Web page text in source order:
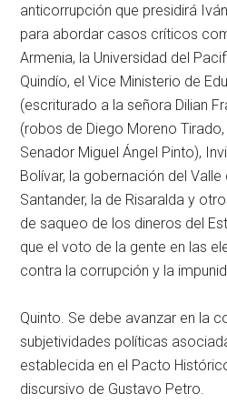
anticorrupción que presidirá
para abordar casos críticos
Armenia, la Universidad del
Quindío, el Vice Ministerio de
(escriturado a la señora Dilian
(robos de Diego Moreno
Senador Miguel Ángel Pinto),
Bolívar, la gobernación del Valle
Santander, la de Risaralda y
de saqueo de los dineros del
que el voto de la gente en las
contra la corrupción y la
Quinto. Se debe avanzar en la
subjetividades políticas
establecida en el Pacto
discursivo de Gustavo Petro.